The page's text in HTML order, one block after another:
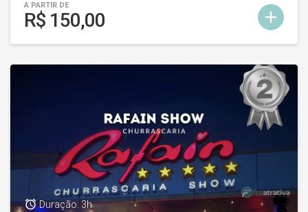
add
A PARTIR DE
R$ 150,00
access_alarmDuração: 3h